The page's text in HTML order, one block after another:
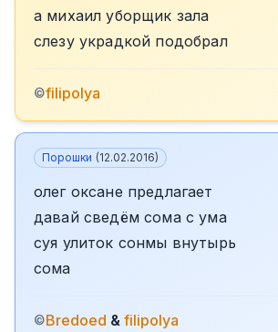
а михаил уборщик зала
слезу украдкой подобрал
©filipolya
Порошки (12.02.2016)
олег оксане предлагает
давай сведём сома с ума
суя улиток сонмы внутырь
сома
©Bredoed & filipolya